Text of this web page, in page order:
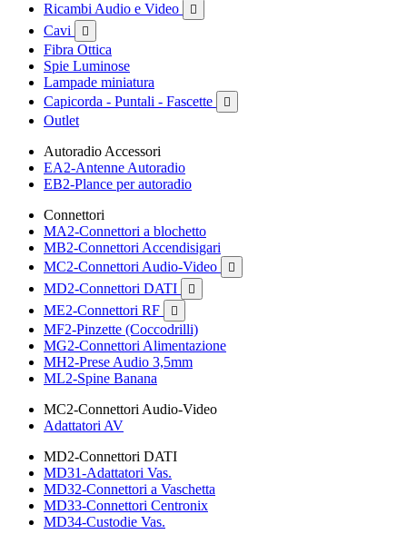
Ricambi Audio e Video 
Cavi 
Fibra Ottica
Spie Luminose
Lampade miniatura
Capicorda - Puntali - Fascette

Outlet
Autoradio Accessori
EA2-Antenne Autoradio
EB2-Plance per autoradio
Connettori
MA2-Connettori a blochetto
MB2-Connettori Accendisigari
MC2-Connettori Audio-Video

MD2-Connettori DATI 
ME2-Connettori RF 
MF2-Pinzette (Coccodrilli)
MG2-Connettori Alimentazione
MH2-Prese Audio 3,5mm
ML2-Spine Banana
MC2-Connettori Audio-Video
Adattatori AV
MD2-Connettori DATI
MD31-Adattatori Vas.
MD32-Connettori a Vaschetta
MD33-Connettori Centronix
MD34-Custodie Vas.